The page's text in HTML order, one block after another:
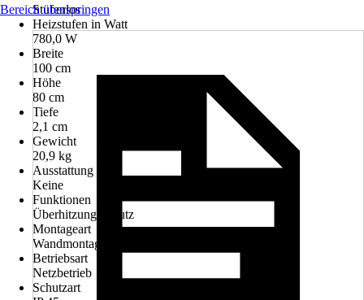
Stufenlos
Heizstufen in Watt
780,0 W
Breite
100 cm
Höhe
80 cm
Tiefe
2,1 cm
Gewicht
20,9 kg
Ausstattung
Keine
Funktionen
Überhitzungsschutz
Montageart
Wandmontage
Betriebsart
Netzbetrieb
Schutzart
Bereich überspringen